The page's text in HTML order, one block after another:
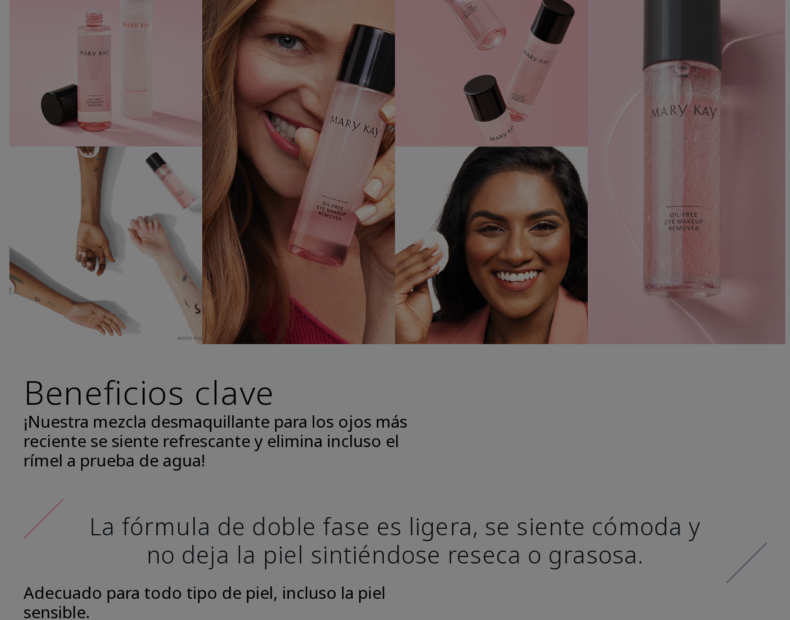
Beneficios clave
¡Nuestra mezcla desmaquillante para los ojos más
reciente se siente refrescante y elimina incluso el
rímel a prueba de agua!
La fórmula de doble fase es ligera, se siente cómoda y
no deja la piel sintiéndose reseca o grasosa.
Adecuado para todo tipo de piel, incluso la piel
sensible.